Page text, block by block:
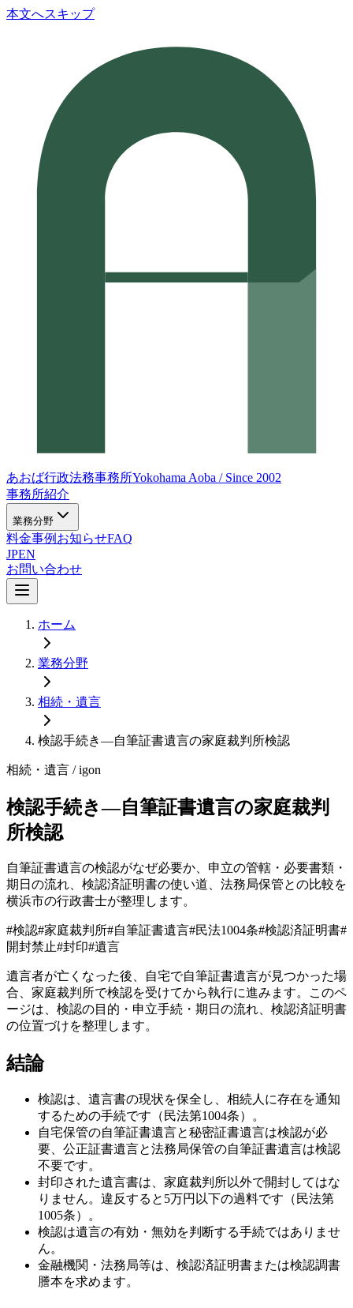
本文へスキップ
あおば行政法務事務所Yokohama Aoba / Since 2002
事務所紹介
業務分野
料金事例 お知らせFAQ
JPEN
お問い合わせ
ホーム
業務分野
相続・遺言
検認手続き—自筆証書遺言の家庭裁判所検認
相続・遺言 / igon
検認手続き—自筆証書遺言の家庭裁判
所検認
自筆証書遺言の検認がなぜ必要か、申立の管轄・必要書類・
期日の流れ、検認済証明書の使い道、法務局保管との比較を
横浜市の行政書士が整理します。
#検認#家庭裁判所#自筆証書遺言#民法1004条#検認済証明書#
開封禁止#封印#遺言
遺言者が亡くなった後、自宅で自筆証書遺言が見つかった場
合、家庭裁判所で検認を受けてから執行に進みます。このペ
ージは、検認の目的・申立手続・期日の流れ、検認済証明書
の位置づけを整理します。
結論
検認は、遺言書の現状を保全し、相続人に存在を通知
するための手続です（民法第1004条）。
自宅保管の自筆証書遺言と秘密証書遺言は検認が必
要、公正証書遺言と法務局保管の自筆証書遺言は検認
不要です。
封印された遺言書は、家庭裁判所以外で開封してはな
りません。違反すると5万円以下の過料です（民法第
1005条）。
検認は遺言の有効・無効を判断する手続ではありませ
ん。
金融機関・法務局等は、検認済証明書または検認調書
謄本を求めます。